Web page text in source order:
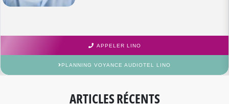
APPELER LINO
PLANNING VOYANCE AUDIOTEL LINO
ARTICLES RÉCENTS